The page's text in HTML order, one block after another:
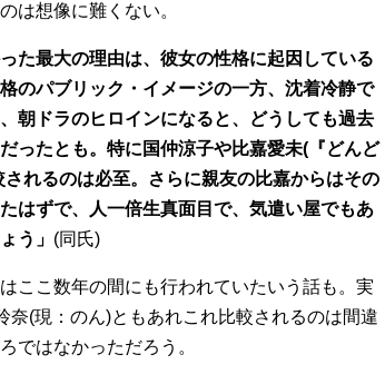
は想像に難くない。
た最大の理由は、彼女の性格に起因している
のパブリック・イメージの一方、沈着冷静で
朝ドラのヒロインになると、どうしても過去
ったとも。特に国仲涼子や比嘉愛未(『どんど
れるのは必至。さらに親友の比嘉からはその
はずで、人一倍生真面目で、気遣い屋でもあ
う」 (同氏)
ここ数年の間にも行われていたいう話も。実
(現：のん)ともあれこれ比較されるのは間違
ではなかっただろう。